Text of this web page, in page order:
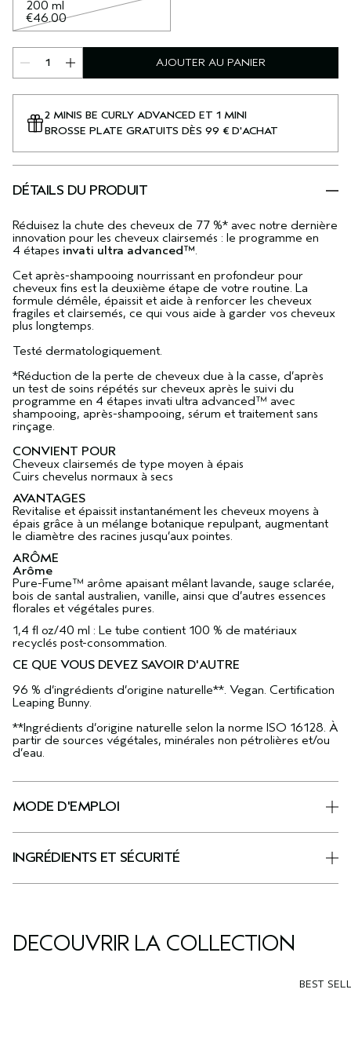
200 ml
€46.00
AJOUTER AU PANIER
2 MINIS BE CURLY ADVANCED ET 1 MINI
BROSSE PLATE GRATUITS DÈS 99 € D'ACHAT
DÉTAILS DU PRODUIT
Réduisez la chute des cheveux de 77 %* avec notre dernière
innovation pour les cheveux clairsemés : le programme en
4 étapes invati ultra advanced™.
Cet après-shampooing nourrissant en profondeur pour
cheveux fins est la deuxième étape de votre routine. La
formule démêle, épaissit et aide à renforcer les cheveux
fragiles et clairsemés, ce qui vous aide à garder vos cheveux
plus longtemps.
Testé dermatologiquement.
*Réduction de la perte de cheveux due à la casse, d’après
un test de soins répétés sur cheveux après le suivi du
programme en 4 étapes invati ultra advanced™ avec
shampooing, après-shampooing, sérum et traitement sans
rinçage.
CONVIENT POUR
Cheveux clairsemés de type moyen à épais
Cuirs chevelus normaux à secs
AVANTAGES
Revitalise et épaissit instantanément les cheveux moyens à
épais grâce à un mélange botanique repulpant, augmentant
le diamètre des racines jusqu’aux pointes.
ARÔME
Arôme
Pure-Fume™ arôme apaisant mêlant lavande, sauge sclarée,
bois de santal australien, vanille, ainsi que d’autres essences
florales et végétales pures.
1,4 fl oz/40 ml : Le tube contient 100 % de matériaux
recyclés post-consommation.
CE QUE VOUS DEVEZ SAVOIR D'AUTRE
96 % d’ingrédients d’origine naturelle**. Vegan. Certification
Leaping Bunny.
**Ingrédients d’origine naturelle selon la norme ISO 16128. À
partir de sources végétales, minérales non pétrolières et/ou
d’eau.
MODE D'EMPLOI
INGRÉDIENTS ET SÉCURITÉ
DÉCOUVRIR LA COLLECTION
BEST